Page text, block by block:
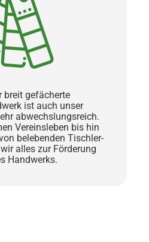
breit gefächerte
ist auch unser
abwechslungsreich.
Vereinsleben bis hin
belebenden Tischler-
alles zur Förderung
Handwerks.